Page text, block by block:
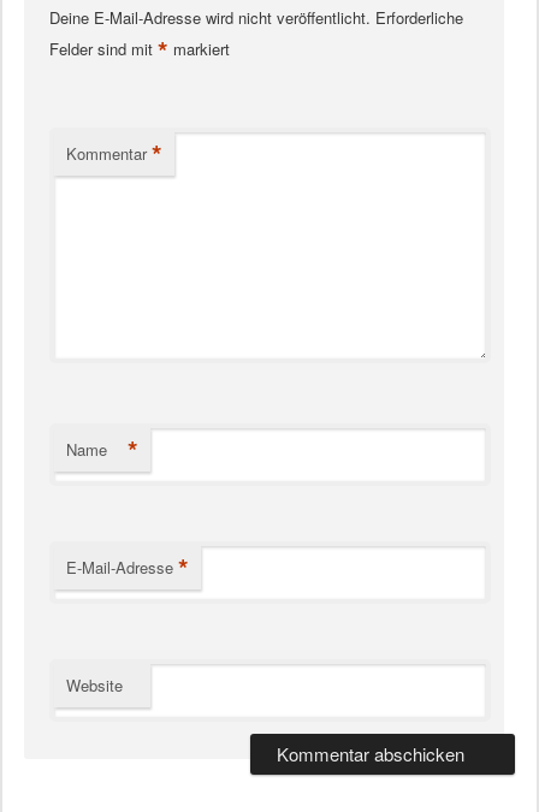
Deine E-Mail-Adresse wird nicht veröffentlicht. Erforderliche
Felder sind mit * markiert
Kommentar *
Name *
E-Mail-Adresse *
Website